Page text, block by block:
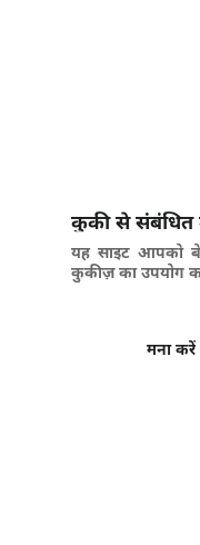
कुकी से संबंधित
यह साइट आपको
कुकीज़ का उपयोग
मना करें